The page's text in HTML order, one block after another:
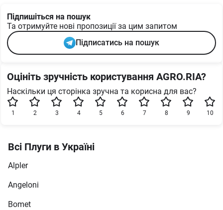
Підпишіться на пошук
Та отримуйте нові пропозиції за цим запитом
Підписатись на пошук
Оцініть зручність користування AGRO.RIA?
Наскільки ця сторінка зручна та корисна для вас?
10
9
8
7
6
5
4
3
2
1
Всі Плуги в Україні
Alpler
Angeloni
Bomet